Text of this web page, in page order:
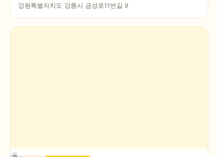
강원특별자치도 강릉시 금성로11번길 9